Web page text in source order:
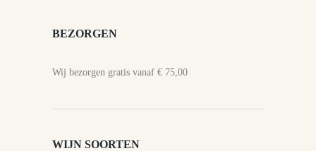
BEZORGEN
Wij bezorgen gratis vanaf € 75,00
WIJN SOORTEN